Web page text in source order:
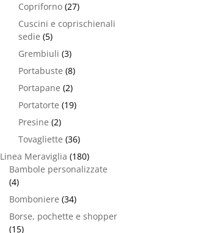
Copriforno (27)
Cuscini e coprischienali
sedie (5)
Grembiuli (3)
Portabuste (8)
Portapane (2)
Portatorte (19)
Presine (2)
Tovagliette (36)
Linea Meraviglia (180)
Bambole personalizzate
(4)
Bomboniere (34)
Borse, pochette e shopper
(15)